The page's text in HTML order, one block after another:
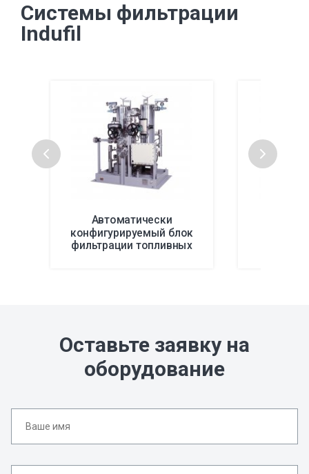
Системы фильтрации
Indufil
Автоматически
конфигурируемый блок
фильтрации топливных
Оставьте заявку на
оборудование